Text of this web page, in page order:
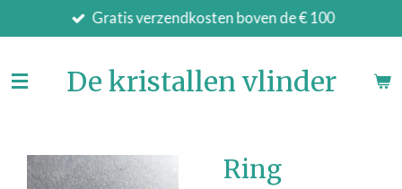
direct
de
Gratis verzendkosten boven de € 100
De kristallen vlinder
Ring